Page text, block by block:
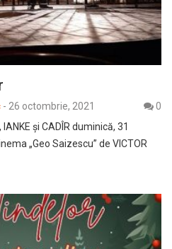
- 26 octombrie, 2021
0
și CADÎR duminică, 31
„Geo Saizescu” de VICTOR